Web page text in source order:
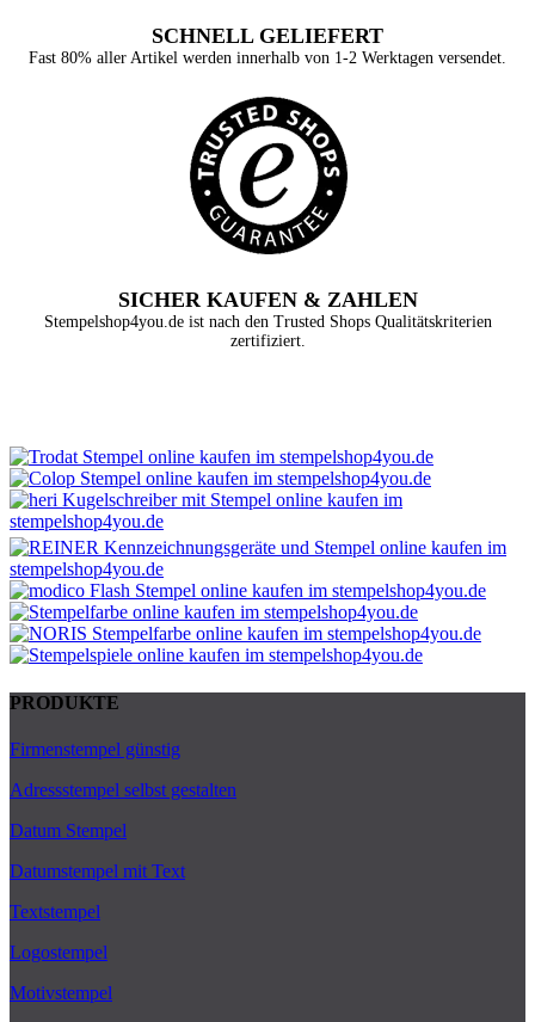
SCHNELL GELIEFERT
Fast 80% aller Artikel werden innerhalb von 1-2 Werktagen versendet.
SICHER KAUFEN & ZAHLEN
Stempelshop4you.de ist nach den Trusted Shops Qualitätskriterien
zertifiziert.
PRODUKTE
Firmenstempel günstig
Adressstempel selbst gestalten
Datum Stempel
Datumstempel mit Text
Textstempel
Logostempel
Motivstempel